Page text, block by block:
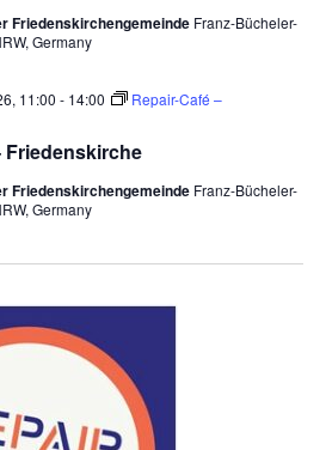
Friedenskirchengemeinde Franz-Bücheler-
Germany
Friedenskirche
11:00 - 14:00
Repair-Café –
Friedenskirchengemeinde Franz-Bücheler-
Germany